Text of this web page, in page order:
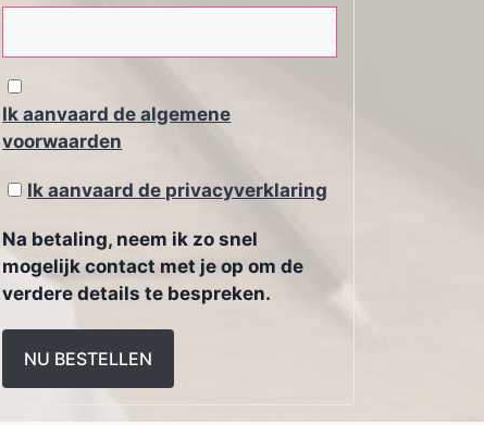
Ik aanvaard de algemene
voorwaarden
Ik aanvaard de privacyverklaring
Na betaling, neem ik zo snel
mogelijk contact met je op om de
verdere details te bespreken.
NU BESTELLEN